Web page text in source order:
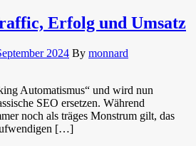
Erfolg und Umsatz
2024 By monnard
Automatismus“ und wird nun
SEO ersetzen. Während
noch als träges Monstrum gilt, das
[…]